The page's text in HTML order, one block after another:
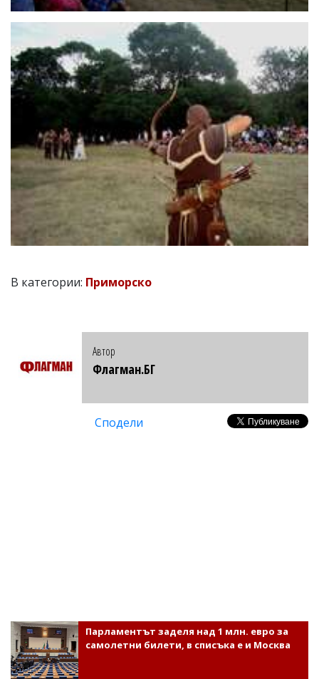
В категории: Приморско
Автор
Флагман.БГ
Сподели
Парламентът заделя над 1 млн. евро за
самолетни билети, в списъка е и Москва